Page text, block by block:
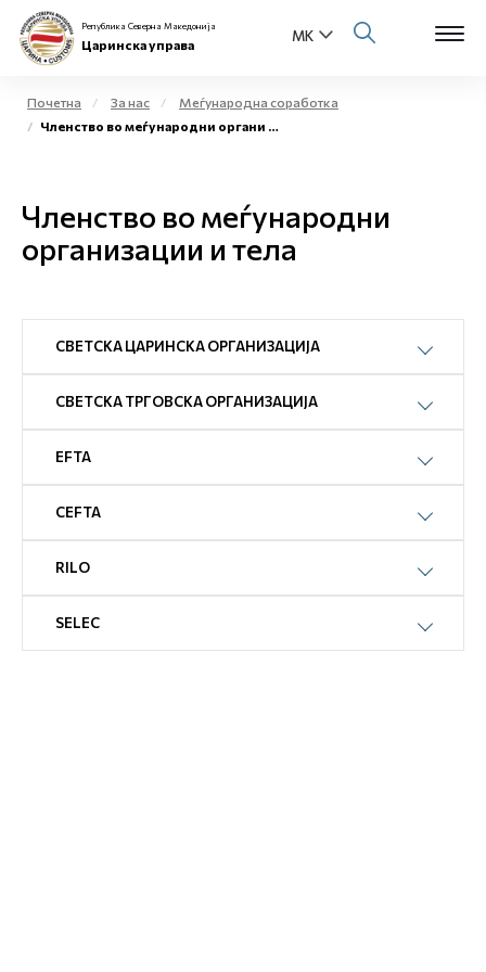
Физички лица
Бизнис заедница
Е-Царина
Медиа центар
Контакт
Е-Весник
Република Северна Македонија
Царинска управа
Почетна За нас
Меѓународна соработка
Членство во меѓународни органи и тела
Членство во меѓународни
организации и тела
СВЕТСКА ЦАРИНСКА ОРГАНИЗАЦИЈА
СВЕТСКА ТРГОВСКА ОРГАНИЗАЦИЈА
EFTA
CEFTA
RILO
SELEC